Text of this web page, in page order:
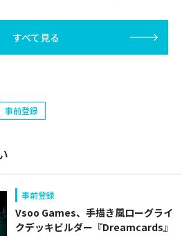
塁手)、持丸泰
捕手)など
すべて見る
事前登録
事前登録
Vsoo Games、手描き風ローグライ
クデッキビルダー『Dreamcards』